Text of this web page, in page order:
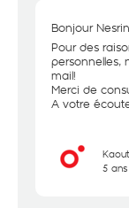
Bonjour
Pour des
personnelles,
mail!
Merci de
A votre
5 ans